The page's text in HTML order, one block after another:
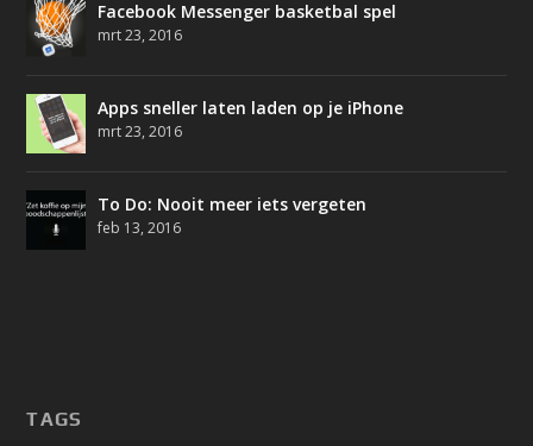
Facebook Messenger basketbal spel
mrt 23, 2016
Apps sneller laten laden op je iPhone
mrt 23, 2016
To Do: Nooit meer iets vergeten
feb 13, 2016
TAGS